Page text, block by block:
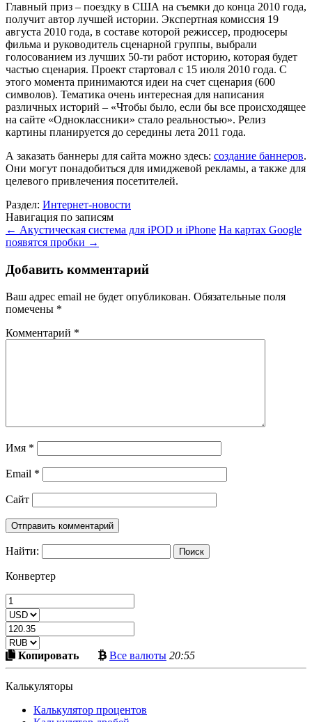
Главный приз – поездку в США на съемки до конца 2010 года,
получит автор лучшей истории. Экспертная комиссия 19
августа 2010 года, в составе которой режиссер, продюсеры
фильма и руководитель сценарной группы, выбрали
голосованием из лучших 50-ти работ историю, которая будет
частью сценария. Проект стартовал с 15 июля 2010 года. С
этого момента принимаются идеи на счет сценария (600
символов). Тематика очень интересная для написания
различных историй – «Чтобы было, если бы все происходящее
на сайте «Одноклассники» стало реальностью». Релиз
картины планируется до середины лета 2011 года.
А заказать баннеры для сайта можно здесь: создание баннеров.
Они могут понадобиться для имиджевой рекламы, а также для
целевого привлечения посетителей.
Раздел: Интернет-новости
Навигация по записям
← Акустическая система для iPOD и iPhone На картах Google
появятся пробки →
Добавить комментарий
Ваш адрес email не будет опубликован. Обязательные поля
помечены *
Комментарий *
Имя *
Email *
Сайт
Найти:
Конвертер
КопироватьСкопировать
в
Все валютыБольше
криптовалют
20:55
Калькуляторы
Калькулятор процентов